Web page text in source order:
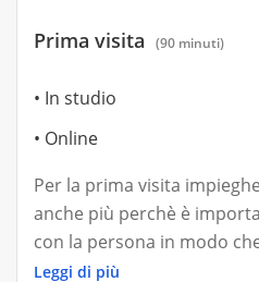
Prima visita (90 minuti)
In studio
Online
Per la prima visita
anche più perchè è
con la persona in modo
problematiche, quindi
Leggi di più